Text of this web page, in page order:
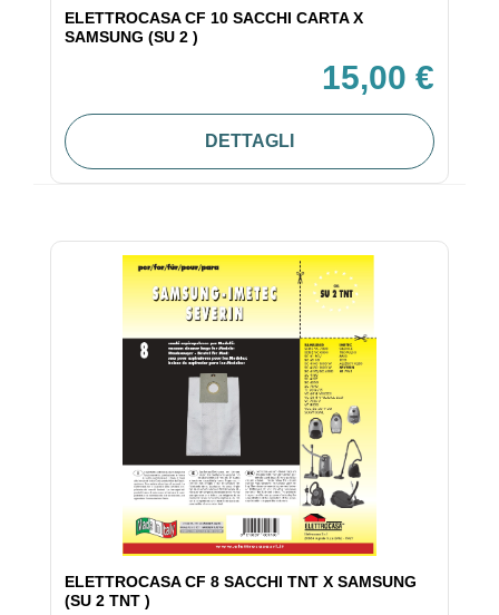
ELETTROCASA CF 10 SACCHI CARTA X
SAMSUNG (SU 2 )
15,00 €
DETTAGLI
ELETTROCASA CF 8 SACCHI TNT X SAMSUNG
(SU 2 TNT )